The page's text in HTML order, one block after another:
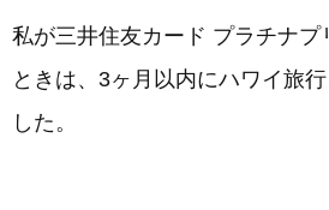
私が三井住友カード プラチナプ
ときは、3ヶ月以内にハワイ旅
した。